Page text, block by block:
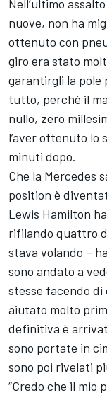
Nell’ultimo
nuove, non ha
ottenuto con
giro era stato
garantirgli la pole
tutto, perché il
nullo, zero
l’aver ottenuto lo
minuti dopo.
Che la Mercedes
position è
Lewis Hamilton
rifilando quattro
stava volando –
sono andato a
stesse facendo di
aiutato molto
definitiva è
sono portate in
sono poi rivelati
“Credo che il mio